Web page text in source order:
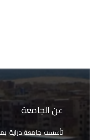
عن الجامعة
تأسست جامعة دراية